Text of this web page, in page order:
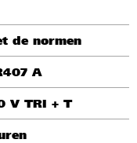
de normen
A
V TRI + T